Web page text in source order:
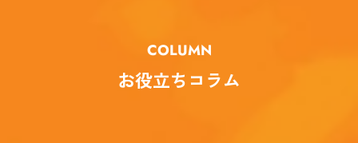
COLUMN
お役立ちコラム